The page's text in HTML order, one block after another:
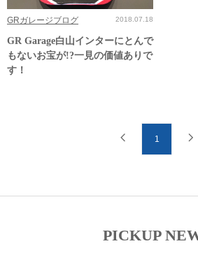
GRガレージブログ 2018.07.18
GR Garage白山インターにとんで
もないお宝が!?一見の価値ありで
す！
1
PICKUP